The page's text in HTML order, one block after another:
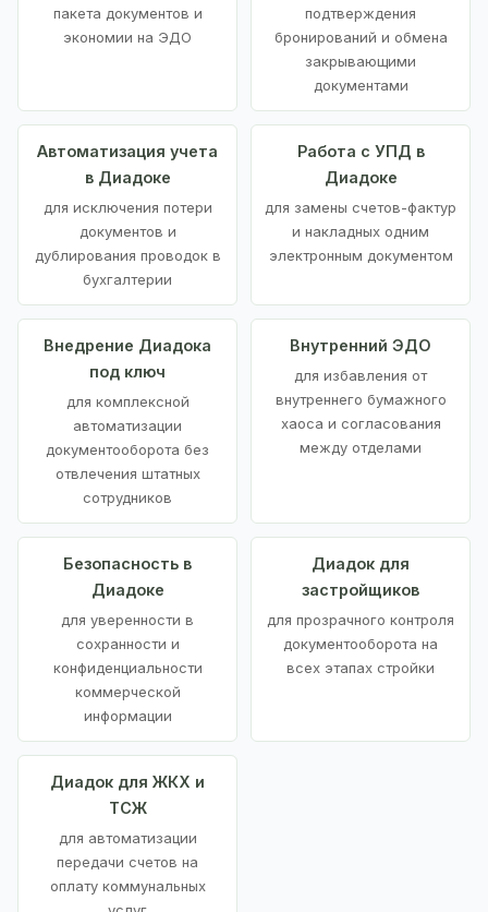
пакета документов и
экономии на ЭДО
подтверждения
бронирований и обмена
закрывающими
документами
Автоматизация учета
в Диадоке
для исключения потери
документов и
дублирования проводок в
бухгалтерии
Работа с УПД в
Диадоке
для замены счетов-фактур
и накладных одним
электронным документом
Внедрение Диадока
под ключ
для комплексной
автоматизации
документооборота без
отвлечения штатных
сотрудников
Внутренний ЭДО
для избавления от
внутреннего бумажного
хаоса и согласования
между отделами
Безопасность в
Диадоке
для уверенности в
сохранности и
конфиденциальности
коммерческой
информации
Диадок для
застройщиков
для прозрачного контроля
документооборота на
всех этапах стройки
Диадок для ЖКХ и
ТСЖ
для автоматизации
передачи счетов на
оплату коммунальных